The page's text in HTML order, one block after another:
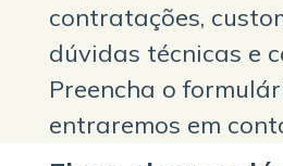
contratações,
dúvidas técnicas e
Preencha o
entraremos em